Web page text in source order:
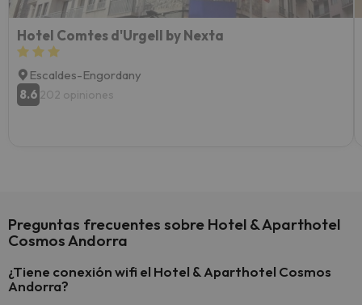
Hotel Comtes d'Urgell by Nexta
Escaldes-Engordany
8.6 202 opiniones
Preguntas frecuentes sobre Hotel & Aparthotel
Cosmos Andorra
¿Tiene conexión wifi el Hotel & Aparthotel Cosmos
Andorra?